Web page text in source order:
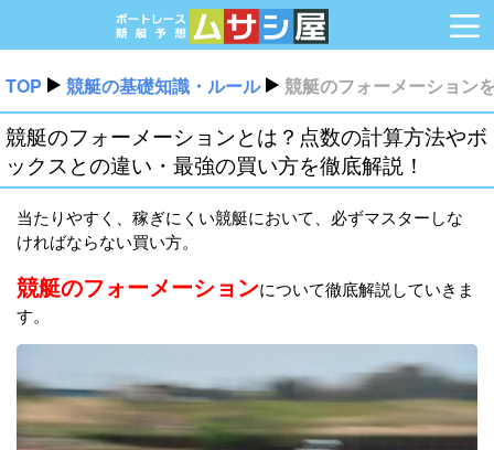
TOP 競艇の基礎知識・ルール 競艇のフォーメーション
競艇のフォーメーションとは？点数の計算方法やボ
ックスとの違い・最強の買い方を徹底解説！
当たりやすく、稼ぎにくい競艇において、必ずマスターしな
ければならない買い方。
競艇のフォーメーションについて徹底解説していきま
す。